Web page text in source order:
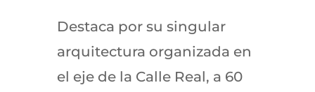
Destaca por su singular
arquitectura organizada en
el eje de la Calle Real, a 60